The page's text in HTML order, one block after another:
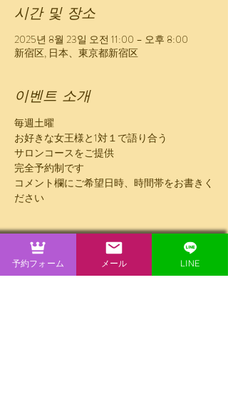
시간 및 장소
2025년 8월 23일 오전 11:00 – 오후 8:00
新宿区, 日本、東京都新宿区
이벤트 소개
毎週土曜
お好きな女王様と1対１で語り合う
サロンコースをご提供
完全予約制です
コメント欄にご希望日時、時間帯をお書きく
ださい
60分10000円
気が合えばその後のプレイも可能
予約フォーム メール LINE